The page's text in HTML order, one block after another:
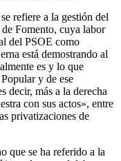
refiere a la gestión del
Fomento, cuya labor
del PSOE como
está demostrando al
es y lo que
y de ese
decir, más a la derecha
con sus actos», entre
privatizaciones de
que se ha referido a la